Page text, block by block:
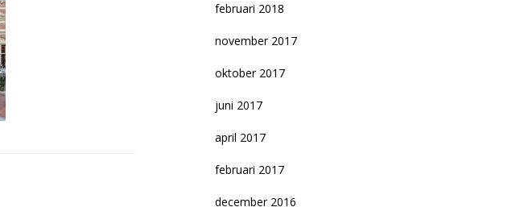
februari 2018
november 2017
oktober 2017
juni 2017
april 2017
februari 2017
december 2016